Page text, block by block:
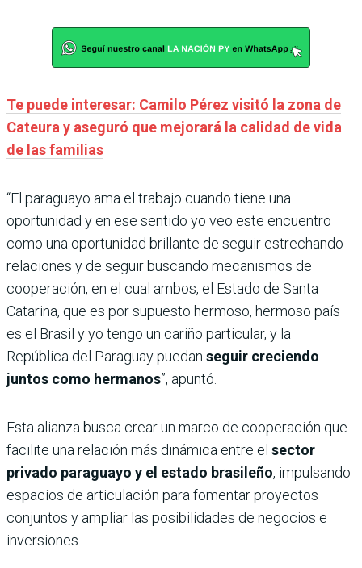
Te puede interesar: Camilo Pérez visitó la zona de
Cateura y aseguró que mejorará la calidad de vida
de las familias
“El paraguayo ama el trabajo cuando tiene una
oportunidad y en ese sentido yo veo este encuentro
como una oportunidad brillante de seguir estrechando
relaciones y de seguir buscando mecanismos de
cooperación, en el cual ambos, el Estado de Santa
Catarina, que es por supuesto hermoso, hermoso país
es el Brasil y yo tengo un cariño particular, y la
República del Paraguay puedan seguir creciendo
juntos como hermanos”, apuntó.
Esta alianza busca crear un marco de cooperación que
facilite una relación más dinámica entre el sector
privado paraguayo y el estado brasileño, impulsando
espacios de articulación para fomentar proyectos
conjuntos y ampliar las posibilidades de negocios e
inversiones.